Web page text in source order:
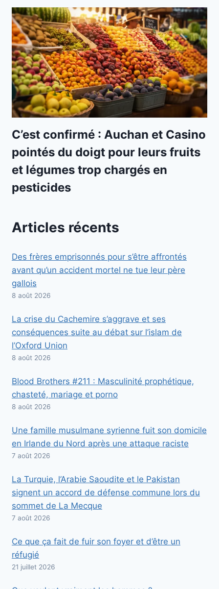
C’est confirmé : Auchan et Casino
pointés du doigt pour leurs fruits
et légumes trop chargés en
pesticides
Articles récents
Des frères emprisonnés pour s’être affrontés
avant qu’un accident mortel ne tue leur père
gallois
8 août 2026
La crise du Cachemire s’aggrave et ses
conséquences suite au débat sur l’islam de
l’Oxford Union
8 août 2026
Blood Brothers #211 : Masculinité prophétique,
chasteté, mariage et porno
8 août 2026
Une famille musulmane syrienne fuit son domicile
en Irlande du Nord après une attaque raciste
7 août 2026
La Turquie, l’Arabie Saoudite et le Pakistan
signent un accord de défense commune lors du
sommet de La Mecque
7 août 2026
Ce que ça fait de fuir son foyer et d’être un
réfugié
21 juillet 2026